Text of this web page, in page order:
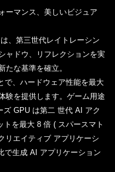
ーマンス、美しいビジュア
、第三世代レイトレーシン
ャドウ、リフレクションを実
たな基準を確立。
で、ハードウェア性能を最大
験を提供します。ゲーム用途
GPU は第二 世代 AI アク
を最大 8 倍 ( スパースマト
リエイティブ アプリケーシ
で生成 AI アプリケーション